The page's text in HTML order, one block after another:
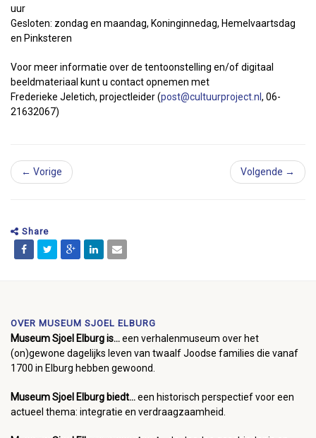
uur
Gesloten: zondag en maandag, Koninginnedag, Hemelvaartsdag
en Pinksteren
Voor meer informatie over de tentoonstelling en/of digitaal
beeldmateriaal kunt u contact opnemen met
Frederieke Jeletich, projectleider (post@cultuurproject.nl , 06-
21632067)
← Vorige Volgende →
Share
OVER MUSEUM SJOEL ELBURG
Museum Sjoel Elburg is...een verhalenmuseum over het
(on)gewone dagelijks leven van twaalf Joodse families die vanaf
1700 in Elburg hebben gewoond.
Museum Sjoel Elburg biedt...een historisch perspectief voor een
actueel thema: integratie en verdraagzaamheid.